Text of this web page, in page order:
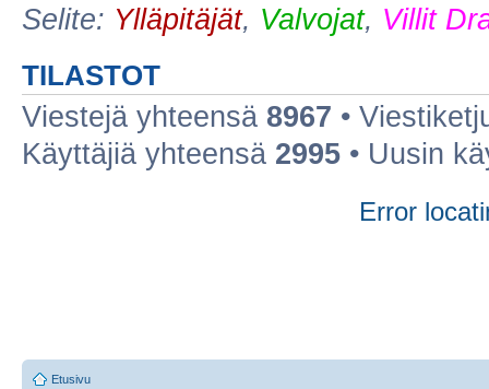
Selite: Ylläpitäjät, Valvojat, Villit
TILASTOT
Viestejä yhteensä 8967 •
Käyttäjiä yhteensä 2995 • Uusin
Error
Etusivu